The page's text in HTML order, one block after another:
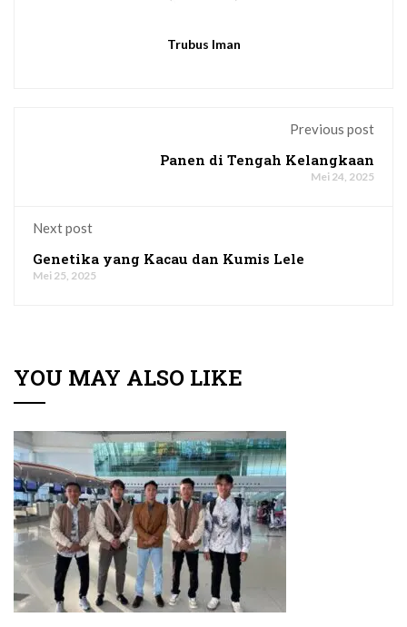
Trubus Iman
Previous post
Panen di Tengah Kelangkaan
Mei 24, 2025
Next post
Genetika yang Kacau dan Kumis Lele
Mei 25, 2025
YOU MAY ALSO LIKE